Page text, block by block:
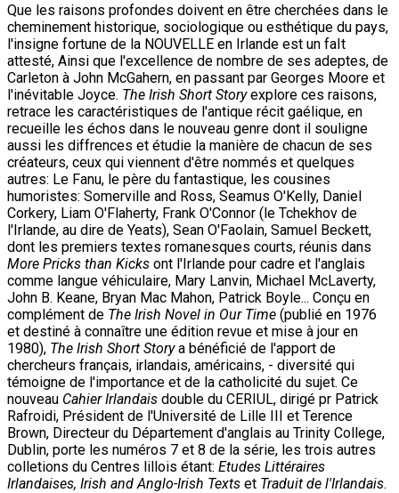
Que les raisons profondes doivent en être cherchées dans le
cheminement historique, sociologique ou esthétique du pays,
l'insigne fortune de la NOUVELLE en Irlande est un faIt
attesté, Ainsi que l'excellence de nombre de ses adeptes, de
Carleton à John McGahern, en passant par Georges Moore et
l'inévitable Joyce. The Irish Short Storyexplore ces raisons,
retrace les caractéristiques de l'antique récit gaélique, en
recueille les échos dans le nouveau genre dont il souligne
aussi les diffrences et étudie la manière de chacun de ses
créateurs, ceux qui viennent d'être nommés et quelques
autres: Le Fanu, le père du fantastique, les cousines
humoristes: Somerville and Ross, Seamus O'Kelly, Daniel
Corkery, Liam O'Flaherty, Frank O'Connor (le Tchekhov de
l'Irlande, au dire de Yeats), Sean O'Faolain, Samuel Beckett,
dont les premiers textes romanesques courts, réunis dans
More Pricks than Kicks ont l'Irlande pour cadre et l'anglais
comme langue véhiculaire, Mary Lanvin, Michael McLaverty,
John B. Keane, Bryan Mac Mahon, Patrick Boyle... Conçu en
complément de The Irish Novel in Our Time (publié en 1976
et destiné à connaître une édition revue et mise à jour en
1980), The Irish Short Storya bénéficié de l'apport de
chercheurs français, irlandais, américains, - diversité qui
témoigne de l'importance et de la catholicité du sujet. Ce
nouveau Cahier Irlandais double du CERIUL, dirigé pr Patrick
Rafroidi, Président de l'Université de Lille III et Terence
Brown, Directeur du Département d'anglais au Trinity College,
Dublin, porte les numéros 7 et 8 de la série, les trois autres
colletions du Centres lillois étant: Etudes Littéraires
Irlandaises, Irish and Anglo-Irish Texts et Traduit de l'Irlandais.